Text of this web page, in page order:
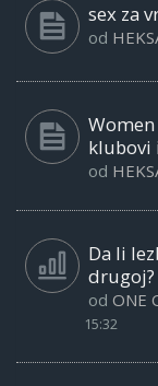
sex za
od
klubovi
od
Da li
drugoj?
od ONE
15:32